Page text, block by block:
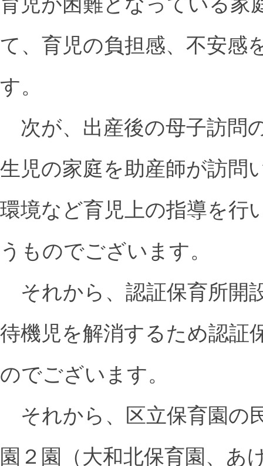
て、育児の負担感、不安感
す。
次が、出産後の母子訪問
生児の家庭を助産師が訪問
環境など育児上の指導を行
うものでございます。
それから、認証保育所開
待機児を解消するため認証
のでございます。
それから、区立保育園の
園２園（大和北保育園、あ